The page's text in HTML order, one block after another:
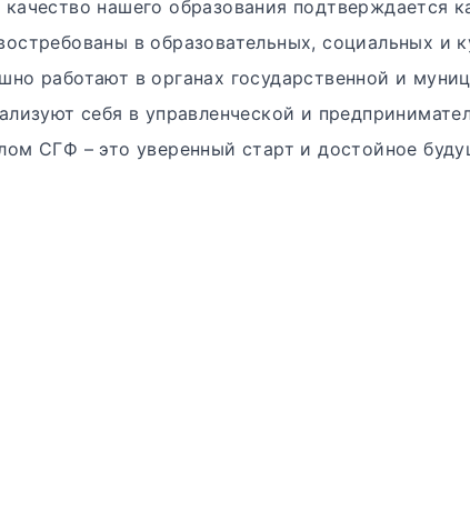
качество нашего образования подтверждается
в образовательных, социальных и
работают в органах государственной и
себя в управленческой и
СГФ – это уверенный старт и достойное